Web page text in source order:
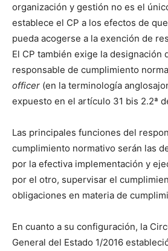
organización y gestión no es el
establece el CP a los efectos de
pueda acogerse a la exención de
El CP también exige la designación
responsable de cumplimiento
officer (en la terminología
expuesto en el artículo 31 bis 2.2ª
Las principales funciones del
cumplimiento normativo serán las
por la efectiva implementación y
por el otro, supervisar el
obligaciones en materia de
En cuanto a su configuración, la
General del Estado 1/2016